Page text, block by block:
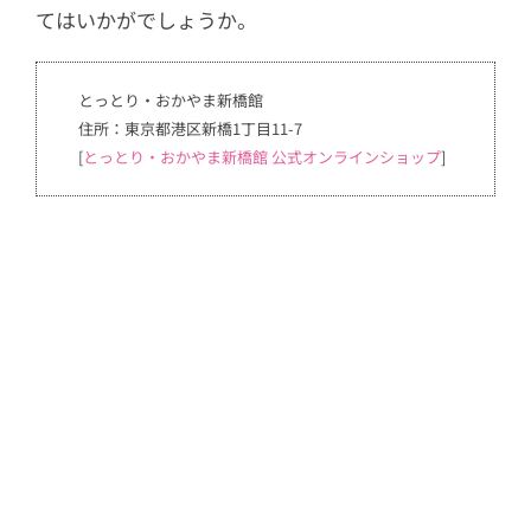
てはいかがでしょうか。
とっとり・おかやま新橋館
住所：東京都港区新橋1丁目11-7
[とっとり・おかやま新橋館 公式オンラインショップ]